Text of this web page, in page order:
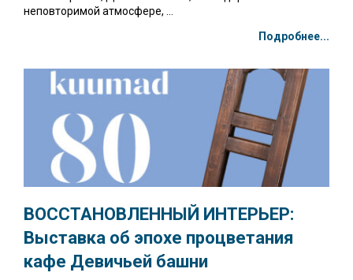
неповторимой атмосфере, ...
Подробнее...
ВОССТАНОВЛЕННЫЙ ИНТЕРЬЕР:
Выставка об эпохе процветания
кафе Девичьей башни